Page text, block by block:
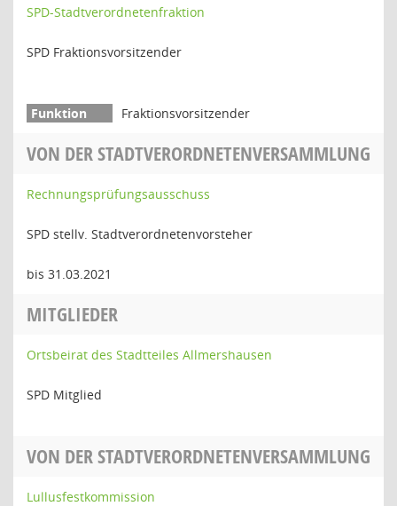
SPD-Stadtverordnetenfraktion
SPD Fraktionsvorsitzender
Fraktionsvorsitzender
VON DER STADTVERORDNETENVERSAMMLUNG
Rechnungsprüfungsausschuss
SPD stellv. Stadtverordnetenvorsteher
bis 31.03.2021
MITGLIEDER
Ortsbeirat des Stadtteiles Allmershausen
SPD Mitglied
VON DER STADTVERORDNETENVERSAMMLUNG
Lullusfestkommission